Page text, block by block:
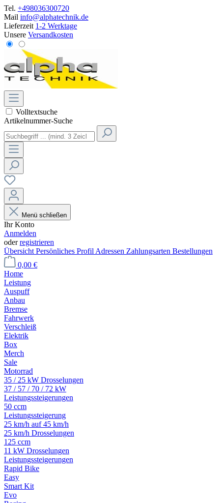
Tel. +498036300720
Mail info@alphatechnik.de
Lieferzeit 1-2 Werktage
Unsere Versandkosten
Volltextsuche
Artikelnummer-Suche
Menü schließen
Ihr Konto
Anmelden
oderregistrieren
Übersicht Persönliches Profil Adressen Zahlungsarten Bestellungen
0,00 €
Home
Leistung
Auspuff
Anbau
Bremse
Fahrwerk
Verschleiß
Elektrik
Box
Merch
Sale
Motorrad
35 / 25 kW Drosselungen
37 / 57 / 70 / 72 kW
Leistungssteigerungen
50 ccm
Leistungssteigerung
25 km/h auf 45 km/h
25 km/h Drosselungen
125 ccm
11 kW Drosselungen
Leistungssteigerungen
Rapid Bike
Easy
Smart Kit
Evo